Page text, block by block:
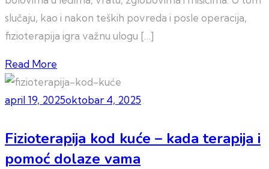
slučaju, kao i nakon teških povreda i posle operacija,
fizioterapija igra važnu ulogu […]
Read More
april 19, 2025oktobar 4, 2025
Fizioterapija kod kuće – kada terapija i
pomoć dolaze vama